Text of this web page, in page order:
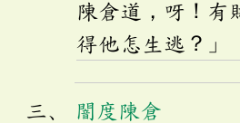
陳倉道，呀！有
得他怎生逃？」
闇度陳倉